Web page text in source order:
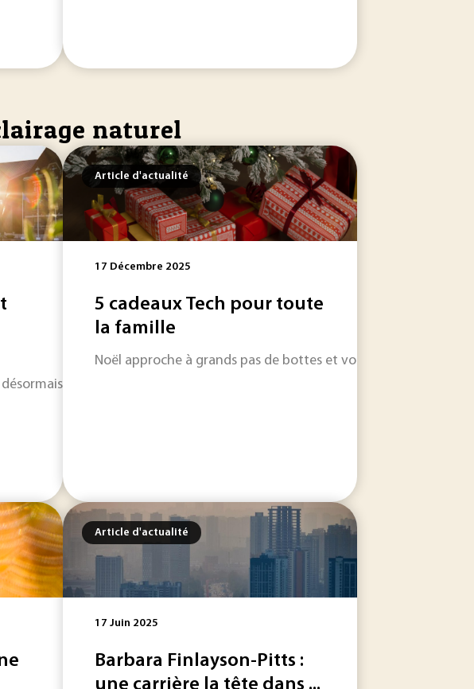
naturel
majeures en matière de transition écologique et de transformation
comme un levier stratégique pour les entreprises, à la croisée des
Article d'actualité
17 Décembre 2025
5 cadeaux Tech pour toute
la famille
Noël approche à grands pas de bottes et vous êtes encore à
Article d'actualité
17 Juin 2025
Barbara Finlayson-Pitts :
une carrière la tête dans ...